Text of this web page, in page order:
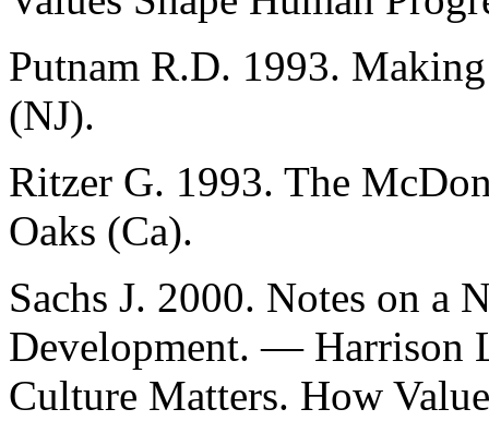
Putnam R.D. 1993.
(NJ).
Ritzer G. 1993. The
Oaks (Ca).
Sachs J. 2000. Notes on a
Development. — Harrison
Culture Matters. How